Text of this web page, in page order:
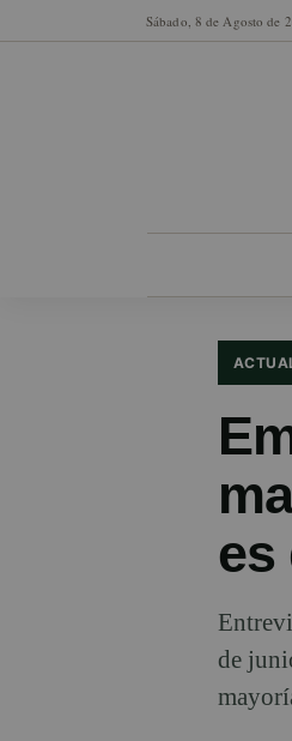
Sábado, 8 de Agosto de
es
de